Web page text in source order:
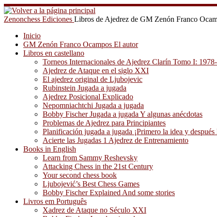
Saltar
al
contenido
Zenonchess Ediciones Libros de Ajedrez de GM Zenón Franco
Inicio
GM Zenón Franco Ocampos El autor
Libros en castellano
Torneos Internacionales de Ajedrez Clarín Tomo I:
Ajedrez de Ataque en el siglo XXI
El ajedrez original de Ljubojevic
Rubinstein Jugada a jugada
Ajedrez Posicional Explicado
Nepomniachtchi Jugada a jugada
Bobby Fischer Jugada a jugada Y algunas anécdotas
Problemas de Ajedrez para Principiantes
Planificación jugada a jugada ¡Primero la idea y después
Acierte las Jugadas 1 Ajedrez de Entrenamiento
Books in English
Learn from Sammy Reshevsky
Attacking Chess in the 21st Century
Your second chess book
Ljubojević’s Best Chess Games
Bobby Fischer Explained And some stories
Livros em Português
Xadrez de Ataque no Século XXI